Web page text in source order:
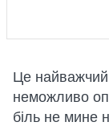
Це найважчий
неможливо
біль не мине